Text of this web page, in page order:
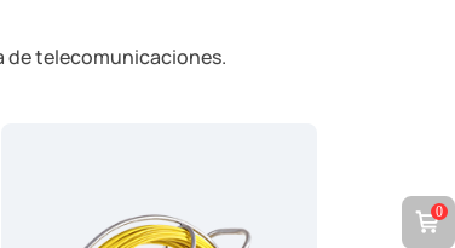
de telecomunicaciones.
0